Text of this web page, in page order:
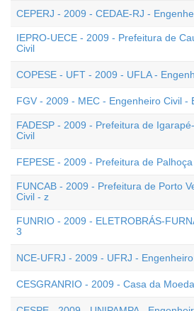
CEPERJ - 2009 - CEDAE-RJ -
IEPRO-UECE - 2009 - Prefeitura de
Civil
COPESE - UFT - 2009 - UFLA -
FGV - 2009 - MEC - Engenheiro Civil -
FADESP - 2009 - Prefeitura de
Civil
FEPESE - 2009 - Prefeitura de
FUNCAB - 2009 - Prefeitura de Porto
Civil - z
FUNRIO - 2009 - ELETROBRÁS-
3
NCE-UFRJ - 2009 - UFRJ -
CESGRANRIO - 2009 - Casa da